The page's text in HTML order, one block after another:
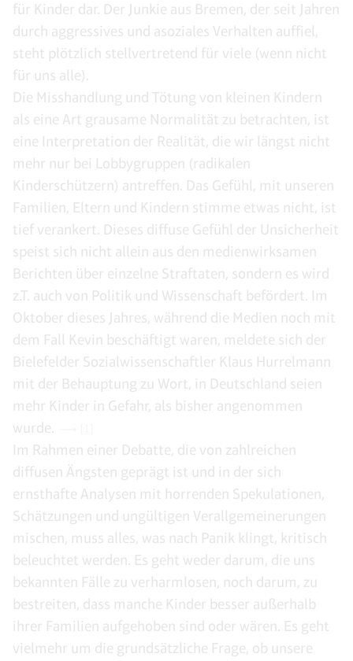
für Kinder dar. Der Junkie aus Bremen, der seit Jahren
durch aggressives und asoziales Verhalten auffiel,
steht plötzlich stellvertretend für viele (wenn nicht
für uns alle).
Die Misshandlung und Tötung von kleinen Kindern
als eine Art grausame Normalität zu betrachten, ist
eine Interpretation der Realität, die wir längst nicht
mehr nur bei Lobbygruppen (radikalen
Kinderschützern) antreffen. Das Gefühl, mit unseren
Familien, Eltern und Kindern stimme etwas nicht, ist
tief verankert. Dieses diffuse Gefühl der Unsicherheit
speist sich nicht allein aus den medienwirksamen
Berichten über einzelne Straftaten, sondern es wird
z.T. auch von Politik und Wissenschaft befördert. Im
Oktober dieses Jahres, während die Medien noch mit
dem Fall Kevin beschäftigt waren, meldete sich der
Bielefelder Sozialwissenschaftler Klaus Hurrelmann
mit der Behauptung zu Wort, in Deutschland seien
mehr Kinder in Gefahr, als bisher angenommen
wurde.
Im Rahmen einer Debatte, die von zahlreichen
diffusen Ängsten geprägt ist und in der sich
ernsthafte Analysen mit horrenden Spekulationen,
Schätzungen und ungültigen Verallgemeinerungen
mischen, muss alles, was nach Panik klingt, kritisch
beleuchtet werden. Es geht weder darum, die uns
bekannten Fälle zu verharmlosen, noch darum, zu
bestreiten, dass manche Kinder besser außerhalb
ihrer Familien aufgehoben sind oder wären. Es geht
vielmehr um die grundsätzliche Frage, ob unsere